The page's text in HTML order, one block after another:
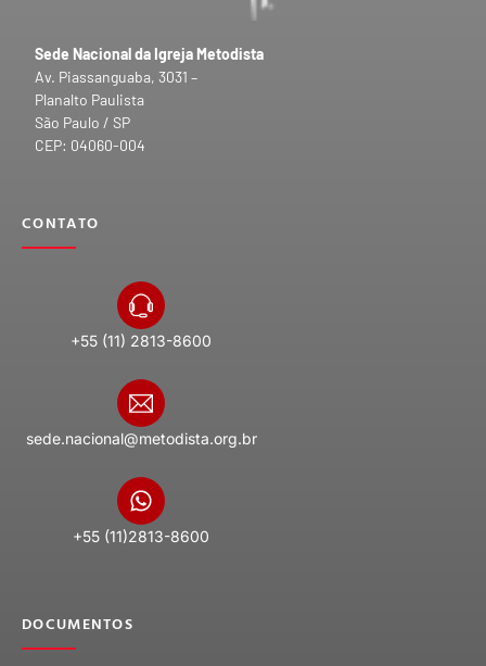
Sede Nacional da Igreja Metodista
Av. Piassanguaba, 3031 –
Planalto Paulista
São Paulo / SP
CEP: 04060-004
CONTATO
+55 (11) 2813-8600
sede.nacional@metodista.org.br
+55 (11)2813-8600
DOCUMENTOS